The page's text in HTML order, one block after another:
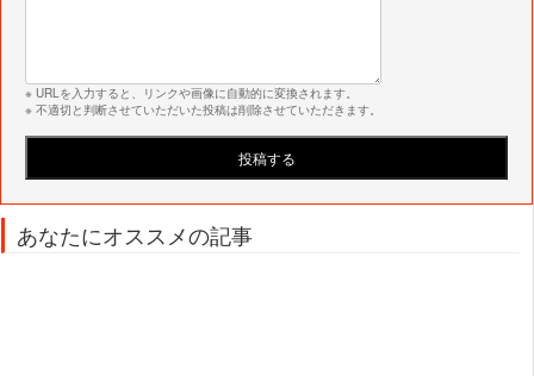
※ URLを入力すると、リンクや画像に自動的に変換されます。
※ 不適切と判断させていただいた投稿は削除させていただきます。
あなたにオススメの記事